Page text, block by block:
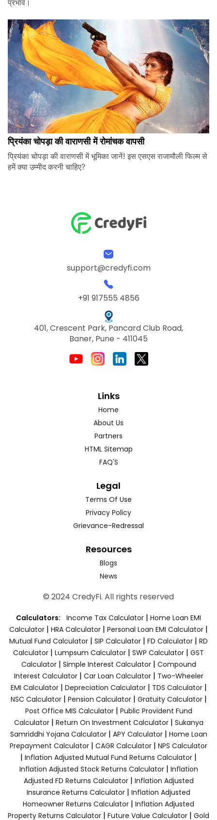
प्रभाव।
प्रियंका चोपड़ा की वाराणसी में रोमांचक वापसी
प्रियंका चोपड़ा की वाराणसी में भूमिका जानें! इस एसएस राजामौली फिल्म से
हमें क्या उम्मीद करनी चाहिए?
support@credyfi.com
+91 917555 4856
401, Crescent Park, Pancard Club Road,
Baner, Pune - 411045
Links
Home
About Us
Partners
HTML Sitemap
FAQ'S
Legal
Terms Of Use
Privacy Policy
Grievance-Redressal
Resources
Blogs
News
© 2024 CredyFi. All rights reserved
Calculators: Income Tax Calculator | Home Loan EMI
Calculator | HRA Calculator | Personal Loan EMI Calculator |
Mutual Fund Calculator | SIP Calculator | FD Calculator | RD
Calculator | Lumpsum Calculator | SWP Calculator | GST
Calculator| Simple Interest Calculator| Compound
Interest Calculator| Car Loan Calculator| Two-Wheeler
EMI Calculator| Depreciation Calculator| TDS Calculator|
NSC Calculator| Pension Calculator| Gratuity Calculator|
Post Office MIS Calculator| Public Provident Fund
Calculator| Return On Investment Calculator| Sukanya
Samriddhi Yojana Calculator| APY Calculator| Home Loan
Prepayment Calculator | CAGR Calculator | NPS Calculator
| Inflation Adjusted Mutual Fund Returns Calculator |
Inflation Adjusted Stock Returns Calculator| Inflation
Adjusted FD Returns Calculator| Inflation Adjusted
Insurance Returns Calculator | Inflation Adjusted
Homeowner Returns Calculator | Inflation Adjusted
Property Returns Calculator | Future Value Calculator | Gold